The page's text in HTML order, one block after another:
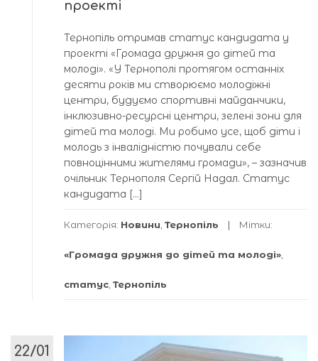
проекті
Тернопіль отримав статус кандидата у
проекті «Громада дружня до дітей та
молоді». «У Тернополі протягом останніх
десяти років ми створюємо молодіжні
центри, будуємо спортивні майданчики,
інклюзивно-ресурсні центри, зелені зони для
дітей та молоді. Ми робимо усе, щоб діти і
молодь з інвалідністю почували себе
повноцінними жителями громади», – зазначив
очільник Тернополя Сергій Надал. Статус
кандидата […]
Категорія: Новини, Тернопіль Мітки:
«Громада дружня до дітей та молоді»,
статус, Тернопіль
22/01